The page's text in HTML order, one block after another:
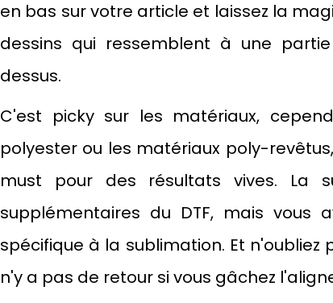
en bas sur votre article et laissez la
dessins qui ressemblent à une
dessus.
C'est picky sur les matériaux,
polyester ou les matériaux poly-
must pour des résultats vives. La
supplémentaires du DTF, mais vous
spécifique à la sublimation. Et n'oubliez
n'y a pas de retour si vous gâchez